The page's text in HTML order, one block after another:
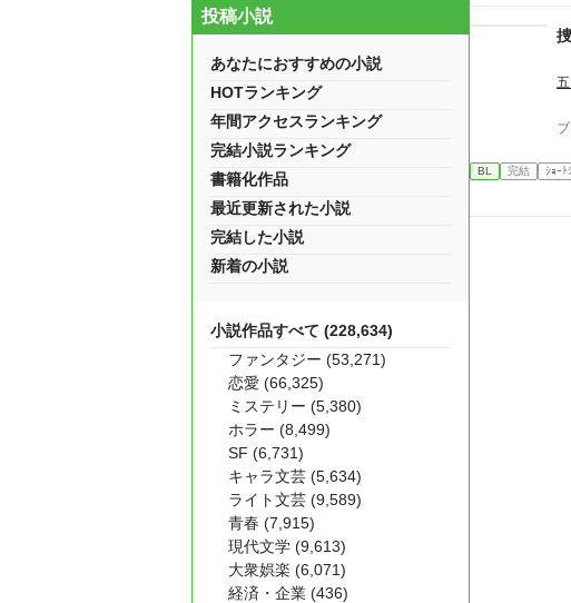
BL 完結 ｼｮｰﾄ
投稿小説
あなたにおすすめの小説
HOTランキング
年間アクセスランキング
完結小説ランキング
書籍化作品
最近更新された小説
完結した小説
新着の小説
小説作品すべて (228,634)
ファンタジー (53,271)
恋愛 (66,325)
ミステリー (5,380)
ホラー (8,499)
SF (6,731)
キャラ文芸 (5,634)
ライト文芸 (9,589)
青春 (7,915)
現代文学 (9,613)
大衆娯楽 (6,071)
経済・企業 (436)